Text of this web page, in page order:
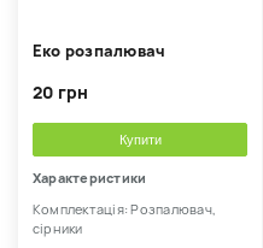
Еко розпалювач
20 грн
Купити
Характеристики
Комплектація: Розпалювач,
сірники